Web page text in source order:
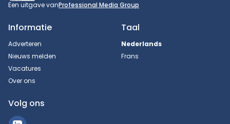
Een uitgave vanProfessional Media Group
Informatie
Adverteren
Nieuws melden
Vacatures
Over ons
Taal
Nederlands
Frans
Volg ons